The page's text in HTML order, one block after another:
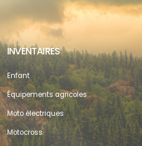
INVENTAIRES
Enfant
Équipements agricoles
Moto électriques
Motocross